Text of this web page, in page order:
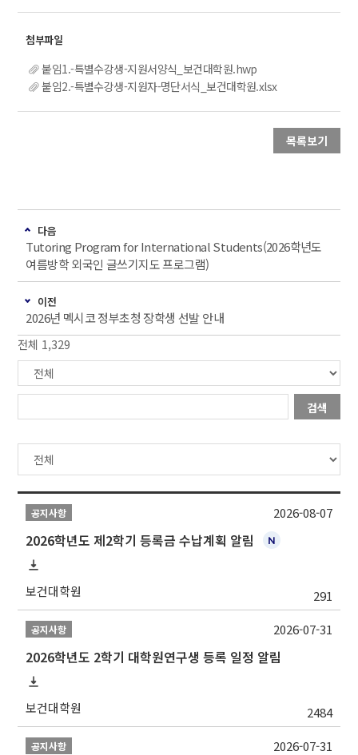
붙임1.-특별수강생-지원서양식_보건대학원.hwp
붙임2.-특별수강생-지원자-명단서식_보건대학원.xlsx
목록보기
다음
Tutoring Program for International Students(2026학년도
여름방학 외국인 글쓰기지도 프로그램)
이전
2026년 멕시코 정부초청 장학생 선발 안내
전체 1,329
검색
공지사항
2026학년도 제2학기 등록금 수납계획 알림
보건대학원 291
2026-08-07
공지사항
2026학년도 2학기 대학원연구생 등록 일정 알림
보건대학원 2484
2026-07-31
공지사항 2026-07-31